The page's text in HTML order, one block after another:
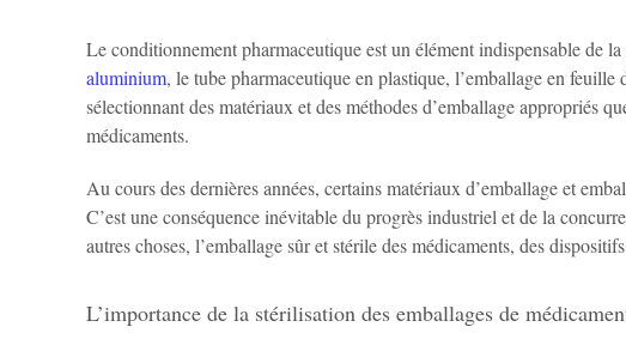
Le conditionnement pharmaceutique est un élément indispensable de
aluminium, le tube pharmaceutique en plastique, l’emballage en
sélectionnant des matériaux et des méthodes d’emballage appropriés
médicaments.
Au cours des dernières années, certains matériaux d’emballage et
C’est une conséquence inévitable du progrès industriel et de la
autres choses, l’emballage sûr et stérile des médicaments, des
L’importance de la stérilisation des emballages de